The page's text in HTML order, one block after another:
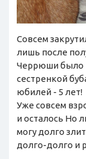
Совсем
лишь после
Черрюши было
сестренкой
юбилей - 5 лет!
Уже совсем
и осталось Но
могу долго
долго-долго и